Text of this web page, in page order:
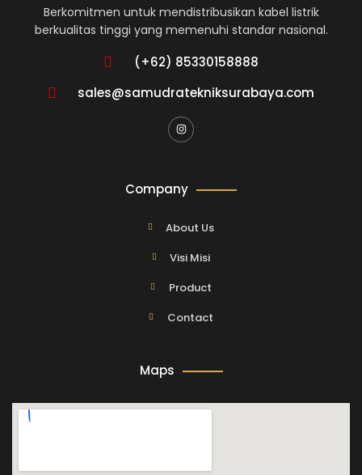
Berkomitmen untuk mendistribusikan kabel listrik
berkualitas tinggi yang memenuhi standar nasional.
(+62) 85330158888
sales@samudratekniksurabaya.com
Company
About Us
Visi Misi
Product
Contact
Maps